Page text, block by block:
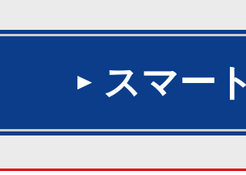
スマー